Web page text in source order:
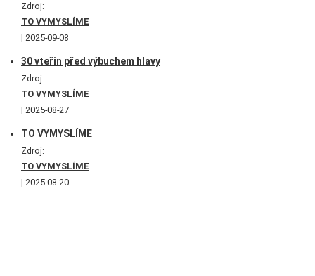
Zdroj:
TO VYMYSLÍME
2025-09-08
30 vteřin před výbuchem hlavy
Zdroj:
TO VYMYSLÍME
2025-08-27
TO VYMYSLÍME
Zdroj:
TO VYMYSLÍME
2025-08-20